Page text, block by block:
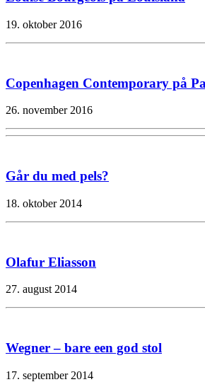
19. oktober 2016
Copenhagen Contemporary på
26. november 2016
Går du med pels?
18. oktober 2014
Olafur Eliasson
27. august 2014
Wegner – bare een god stol
17. september 2014